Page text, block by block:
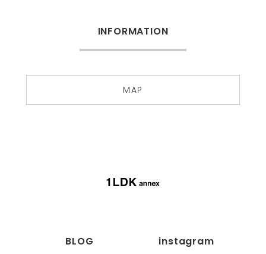
INFORMATION
MAP
BLOG instagram